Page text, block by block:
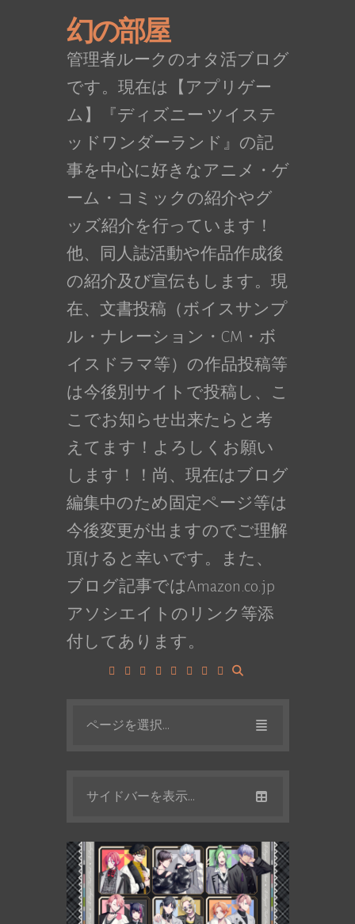
幻の部屋
管理者ルークのオタ活ブログ
です。現在は【アプリゲー
ム】『ディズニー ツイステ
ッドワンダーランド』の記
事を中心に好きなアニメ・ゲ
ーム・コミックの紹介やグ
ッズ紹介を行っています！
他、同人誌活動や作品作成後
の紹介及び宣伝もします。現
在、文書投稿（ボイスサンプ
ル・ナレーション・CM・ボ
イスドラマ等）の作品投稿等
は今後別サイトで投稿し、こ
こでお知らせ出来たらと考
えてます！よろしくお願い
します！！尚、現在はブログ
編集中のため固定ページ等は
今後変更が出ますのでご理解
頂けると幸いです。また、
ブログ記事ではAmazon.co.jp
アソシエイトのリンク等添
付してあります。
ページを選択...
サイドバーを表示...